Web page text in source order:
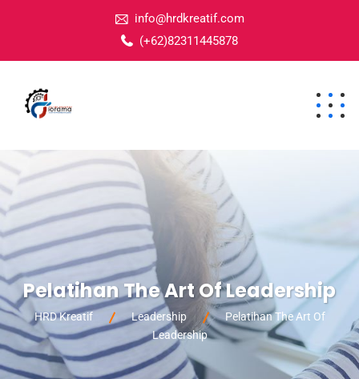
info@hrdkreatif.com
(+62)82311445878
Pelatihan The Art Of Leadership
HRD Kreatif Leadership
Pelatihan The Art Of
Leadership